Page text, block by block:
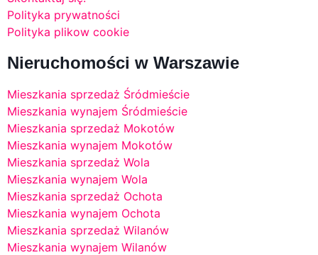
Polityka prywatności
Polityka plikow cookie
Nieruchomości w Warszawie
Mieszkania sprzedaż Śródmieście
Mieszkania wynajem Śródmieście
Mieszkania sprzedaż Mokotów
Mieszkania wynajem Mokotów
Mieszkania sprzedaż Wola
Mieszkania wynajem Wola
Mieszkania sprzedaż Ochota
Mieszkania wynajem Ochota
Mieszkania sprzedaż Wilanów
Mieszkania wynajem Wilanów